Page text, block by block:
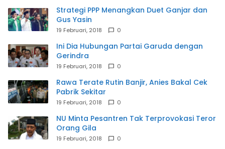
Strategi PPP Menangkan Duet Ganjar dan
Gus Yasin
19 Februari, 2018 0
Ini Dia Hubungan Partai Garuda dengan
Gerindra
19 Februari, 2018 0
Rawa Terate Rutin Banjir, Anies Bakal Cek
Pabrik Sekitar
19 Februari, 2018 0
NU Minta Pesantren Tak Terprovokasi Teror
Orang Gila
19 Februari, 2018 0